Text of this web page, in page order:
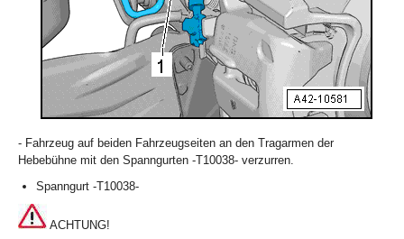
- Fahrzeug auf beiden Fahrzeugseiten an den Tragarmen der
Hebebühne mit den Spanngurten -T10038- verzurren.
Spanngurt -T10038-
ACHTUNG!